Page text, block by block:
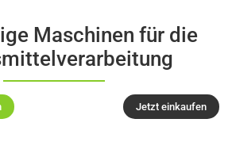
Maschinen für die
Jetzt einkaufen